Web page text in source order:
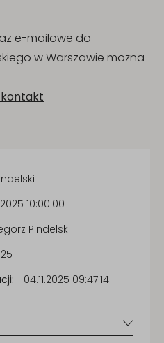
e-mailowe do
w Warszawie można
10:00:00
Pindelski
04.11.2025 09:47:14